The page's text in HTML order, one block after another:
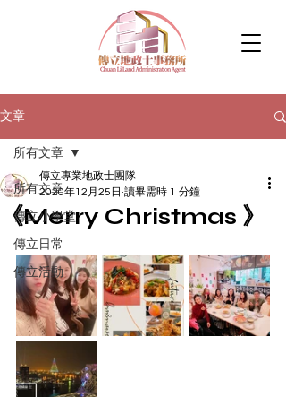
文章
所有文章
傳立小學堂
傳立日常
傳立活動
所有文章
《Merry Christmas 》
傳立專業地政士團隊
2020年12月25日 讀畢需時 1 分鐘